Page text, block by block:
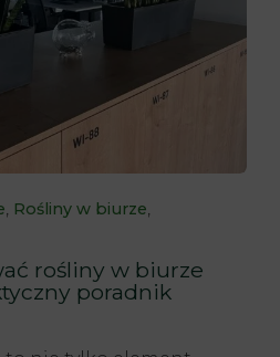
, Rośliny w biurze,
rośliny w biurze
poradnik